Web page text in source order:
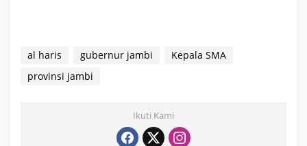
al haris gubernur jambi
Kepala SMA
provinsi jambi
Ikuti Kami